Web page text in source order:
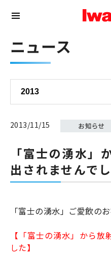
ニュース
2013/11/15
「富士の湧水」
出されませんで
「富士の湧水」ご愛飲の
【「富士の湧水」から
した】